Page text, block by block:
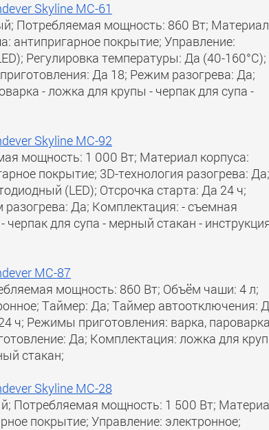
Skyline MC-61
Потребляемая мощность: 860 Вт; Материал
антипригарное покрытие; Управление:
Регулировка температуры: Да (40-160°С);
Да 18; Режим разогрева: Да;
- ложка для крупы - черпак для супа -
Skyline MC-92
мощность: 1 000 Вт; Материал корпуса:
покрытие; 3D-технология разогрева: Да;
(LED); Отсрочка старта: Да 24 ч;
Да; Комплектация: - съемная
для супа - мерный стакан -
MC-87
мощность: 860 Вт; Объём чаши: 4 л;
Таймер: Да; Таймер автоотключения:
ч; Режимы приготовления: варка,
Да; Комплектация: ложка для
стакан;
Skyline MC-28
Потребляемая мощность: 1 500 Вт;
покрытие; Управление: электронное;